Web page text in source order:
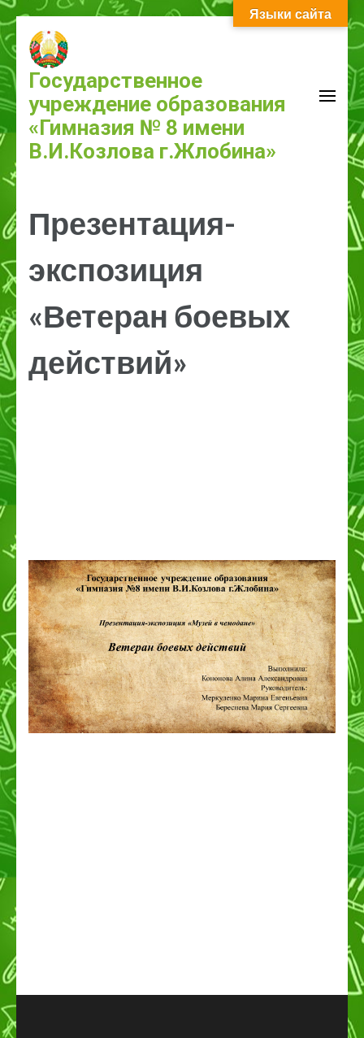
Перейти
к
содержимому
(нажмите
Enter)
Государственное
учреждение образования
«Гимназия № 8 имени
В.И.Козлова г.Жлобина»
Презентация-
экспозиция
«Ветеран боевых
действий»
Языки сайта